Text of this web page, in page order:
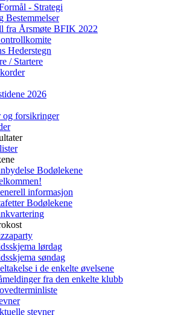
- Strategi
Bestemmelser
fra Årsmøte BFIK 2022
Hederstegn
/ Startere
2026
og forsikringer
Bodølekene
informasjon
Bodølekene
lørdag
søndag
i de enkelte øvelsene
fra den enkelte klubb
stevner